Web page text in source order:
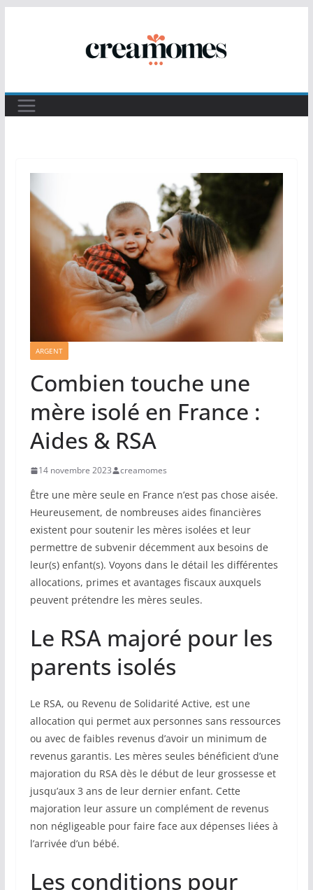
ARGENT
Combien touche une
mère isolé en France :
Aides & RSA
14 novembre 2023 creamomes
Être une mère seule en France n’est pas chose aisée.
Heureusement, de nombreuses aides financières
existent pour soutenir les mères isolées et leur
permettre de subvenir décemment aux besoins de
leur(s) enfant(s). Voyons dans le détail les différentes
allocations, primes et avantages fiscaux auxquels
peuvent prétendre les mères seules.
Le RSA majoré pour les
parents isolés
Le RSA, ou Revenu de Solidarité Active, est une
allocation qui permet aux personnes sans ressources
ou avec de faibles revenus d’avoir un minimum de
revenus garantis. Les mères seules bénéficient d’une
majoration du RSA dès le début de leur grossesse et
jusqu’aux 3 ans de leur dernier enfant. Cette
majoration leur assure un complément de revenus
non négligeable pour faire face aux dépenses liées à
l’arrivée d’un bébé.
Les conditions pour